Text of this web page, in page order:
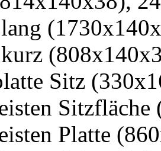
Sitz
Platte